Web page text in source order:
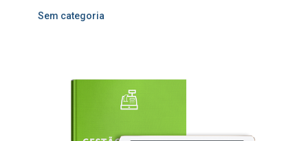
Sem categoria